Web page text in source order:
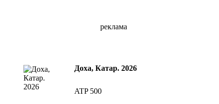
реклама
Доха, Катар. 2026
ATP 500